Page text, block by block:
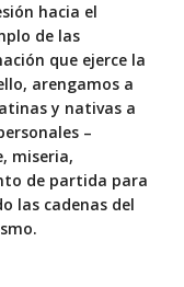
hacia el
de las
que ejerce la
arengamos a
y nativas a
–
miseria,
de partida para
las cadenas del